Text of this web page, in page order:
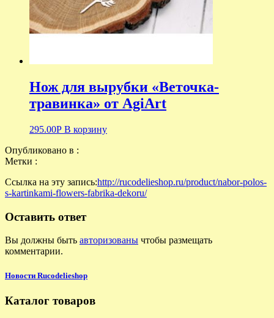
Нож для вырубки «Веточка-
травинка» от AgiArt
295.00Р В корзину
Опубликовано в :
Метки :
Ссылка на эту запись:http://rucodelieshop.ru/product/nabor-polos-
s-kartinkami-flowers-fabrika-dekoru/
Оставить ответ
Вы должны быть авторизованы чтобы размещать
комментарии.
Новости Rucodelieshop
Каталог товаров